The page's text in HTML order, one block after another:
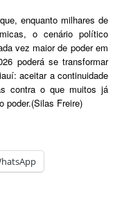
enquanto milhares de
o cenário político
vez maior de poder em
poderá se transformar
aceitar a continuidade
contra o que muitos já
poder.(Silas Freire)